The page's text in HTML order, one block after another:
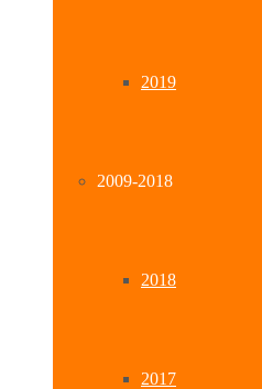
2019
2009-2018
2018
2017